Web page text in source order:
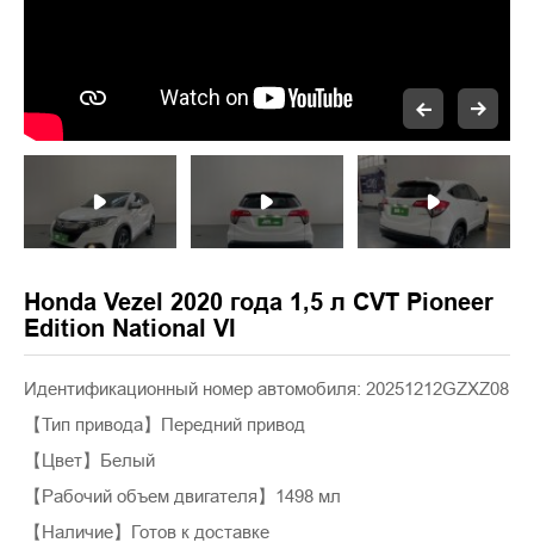
Honda Vezel 2020 года 1,5 л CVT Pioneer
Edition National VI
Идентификационный номер автомобиля: 20251212GZXZ08
【Тип привода】Передний привод
【Цвет】Белый
【Рабочий объем двигателя】1498 мл
【Наличие】Готов к доставке